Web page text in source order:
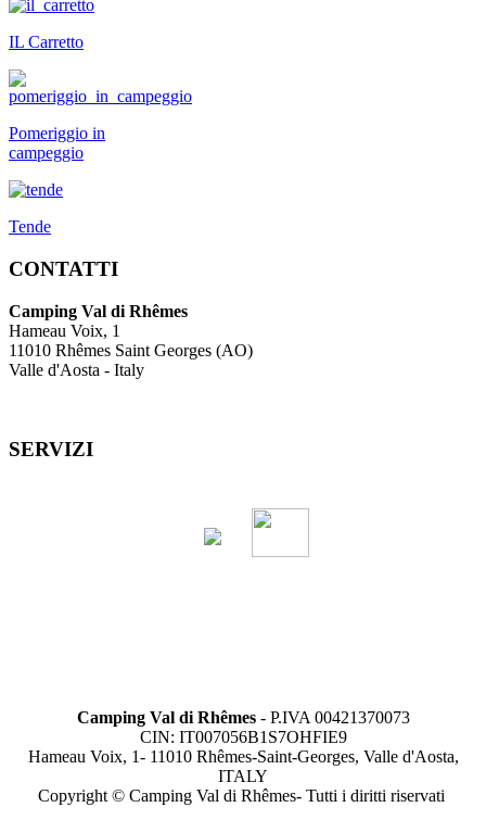
IL Carretto
Pomeriggio in
campeggio
Tende
CONTATTI
Camping Val di Rhêmes
Hameau Voix, 1
11010 Rhêmes Saint Georges (AO)
Valle d'Aosta - Italy
SERVIZI
Camping Val di Rhêmes- P.IVA 00421370073
CIN: IT007056B1S7OHFIE9
Hameau Voix, 1- 11010 Rhêmes-Saint-Georges, Valle d'Aosta,
ITALY
Copyright © Camping Val di Rhêmes- Tutti i diritti riservati